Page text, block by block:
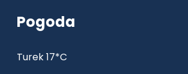
Pogoda
Turek 17*C